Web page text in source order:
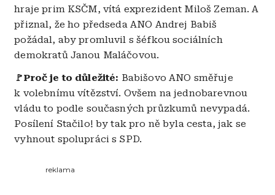
hraje prim KSČM, vítá exprezident Miloš Zeman. A
přiznal, že ho předseda ANO Andrej Babiš
požádal, aby promluvil s šéfkou sociálních
demokratů Janou Maláčovou.
🚩Proč je to důležité: Babišovo ANO směřuje
k volebnímu vítězství. Ovšem na jednobarevnou
vládu to podle současných průzkumů nevypadá.
Posílení Stačilo! by tak pro ně byla cesta, jak se
vyhnout spolupráci s SPD.
reklama